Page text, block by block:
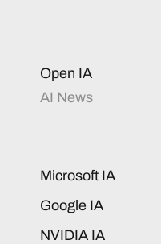
Open IA
AI News
Microsoft IA
Google IA
NVIDIA IA